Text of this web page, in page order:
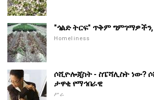
"ጎልድ ትርፍ" ጥቅም
Homeliness
ሶሺዮሎጂስት - ስፔሻሊስት ነው?
ታዋቂ የማኅበራዊ
ሥራ